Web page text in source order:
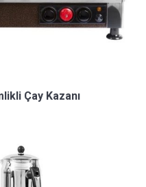
Çay Kazanı